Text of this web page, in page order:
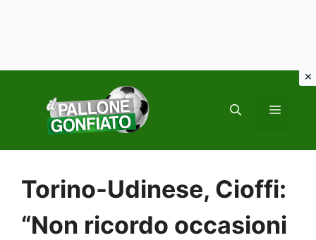
contenuto
MENU
Torino-Udinese, Cioffi:
“Non ricordo occasioni